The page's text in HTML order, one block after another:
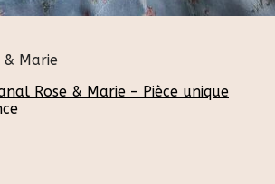
& Marie
Rose & Marie – Pièce unique